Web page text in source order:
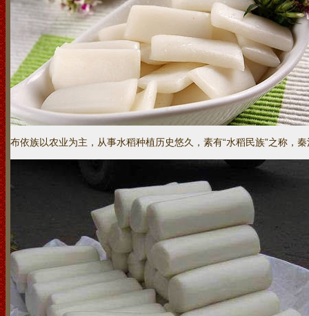
布依族以农业为主，从事水稻种植历史悠久，素有“水稻民族”之称，